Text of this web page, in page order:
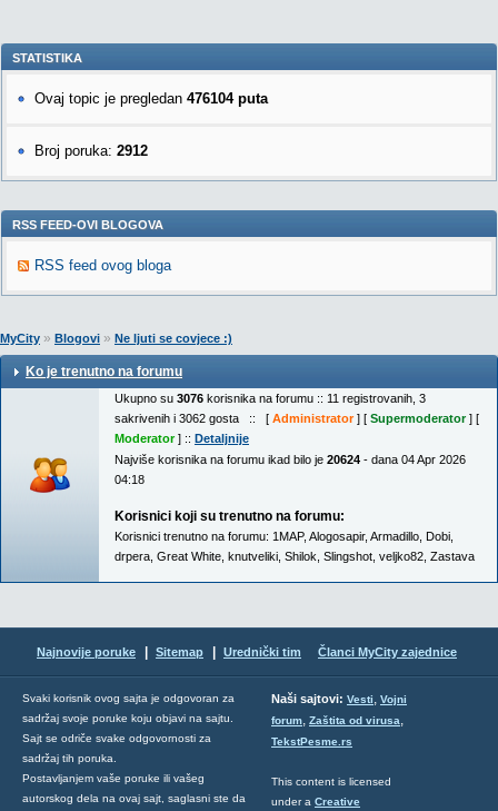
STATISTIKA
Ovaj topic je pregledan 476104 puta
Broj poruka: 2912
RSS FEED-OVI BLOGOVA
RSS feed ovog bloga
MyCity » Blogovi » Ne ljuti se covjece :)
Ko je trenutno na forumu
Ukupno su 3076 korisnika na forumu :: 11 registrovanih, 3
sakrivenih i 3062 gosta :: [ Administrator] [ Supermoderator] [
Moderator] :: Detaljnije
Najviše korisnika na forumu ikad bilo je 20624 - dana 04 Apr 2026
04:18
Korisnici koji su trenutno na forumu:
Korisnici trenutno na forumu: 1MAP, Alogosapir, Armadillo Dobi
drpera Great White knutveliki Shilok Slingshot veljko82 Zastava
Najnovije poruke Sitemap Urednički tim Članci MyCity zajednice
Svaki korisnik ovog sajta je odgovoran za
sadržaj svoje poruke koju objavi na sajtu.
Sajt se odriče svake odgovornosti za
sadržaj tih poruka.
Postavljanjem vaše poruke ili vašeg
autorskog dela na ovaj sajt, saglasni ste da
Naši sajtovi: Vesti, Vojni
forum, Zaštita od virusa,
TekstPesme.rs
This content is licensed
under a Creative